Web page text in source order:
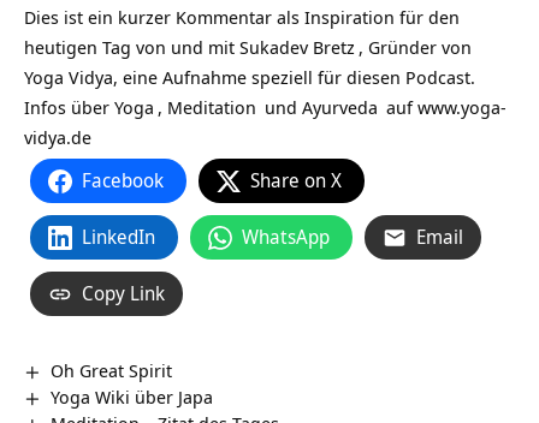
Dies ist ein kurzer Kommentar als Inspiration für den
heutigen Tag von und mit Sukadev Bretz , Gründer von
Yoga Vidya, eine Aufnahme speziell für diesen Podcast.
Infos über Yoga , Meditation und Ayurveda aufwww.yoga-
vidya.de
Facebook Share on X
LinkedIn WhatsApp Email
Copy Link
Oh Great Spirit
Yoga Wiki über Japa